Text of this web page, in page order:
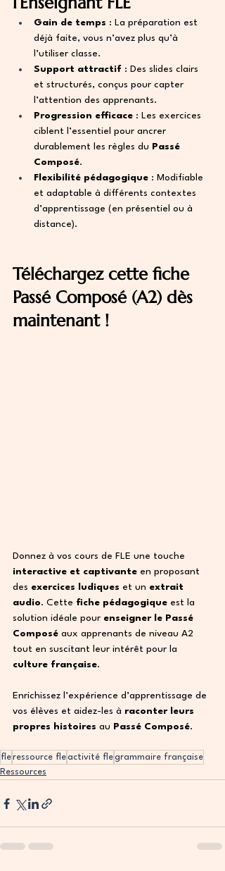
Gain de temps : La préparation est
déjà faite, vous n’avez plus qu’à
l’utiliser classe.
Support attractif : Des slides clairs
et structurés, conçus pour capter
l’attention des apprenants.
Progression efficace : Les exercices
ciblent l’essentiel pour ancrer
durablement les règles du Passé
Composé.
Flexibilité pédagogique : Modifiable
et adaptable à différents contextes
d’apprentissage (en présentiel ou à
distance).
Téléchargez cette fiche
Passé Composé (A2) dès
maintenant !
Donnez à vos cours de FLE une touche
interactive et captivante en proposant
des exercices ludiques et un extrait
audio. Cette fiche pédagogique est la
solution idéale pour enseigner le Passé
Composé aux apprenants de niveau A2
tout en suscitant leur intérêt pour la
culture française.
Enrichissez l’expérience d’apprentissage de
vos élèves et aidez-les à raconter leurs
propres histoires au Passé Composé.
fleressource fleactivité flegrammaire française
Ressources